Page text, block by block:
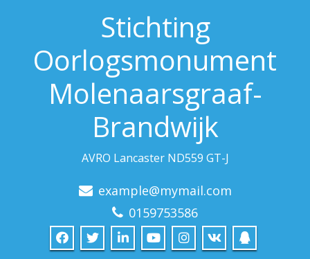
Stichting
Oorlogsmonument
Molenaarsgraaf-
Brandwijk
AVRO Lancaster ND559 GT-J
example@mymail.com
0159753586